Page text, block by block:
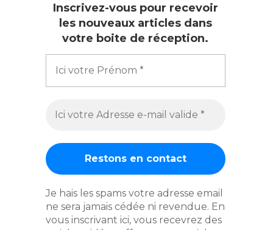
Inscrivez-vous pour recevoir
les nouveaux articles dans
votre boite de réception.
Je hais les spams votre adresse email
ne sera jamais cédée ni revendue. En
vous inscrivant ici, vous recevrez des